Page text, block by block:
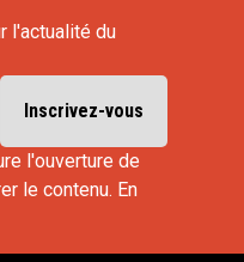
l'actualité du
l'ouverture de
le contenu. En